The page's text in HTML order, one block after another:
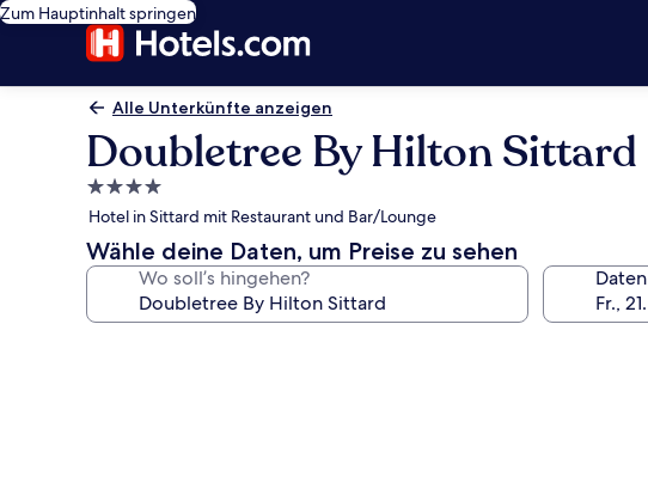
Zum Hauptinhalt springen
Alle Unterkünfte anzeigen
Doubletree By Hilton Sittard
4.0-
Sterne-
Unterkunft
Hotel in Sittard mit Restaurant und Bar/Lounge
Wähle deine Daten, um Preise zu sehen
Wo soll’s hingehen? Daten